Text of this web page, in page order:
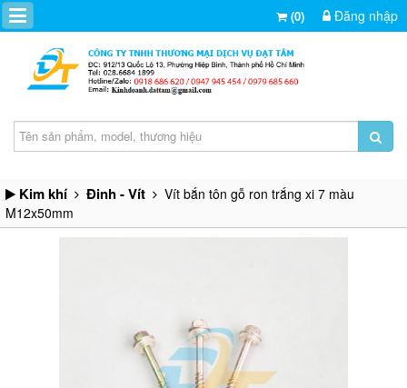
(0) Đăng nhập
Kim khí Đinh - Vít
Vít bắn tôn gỗ ron trắng xi 7 màu
M12x50mm